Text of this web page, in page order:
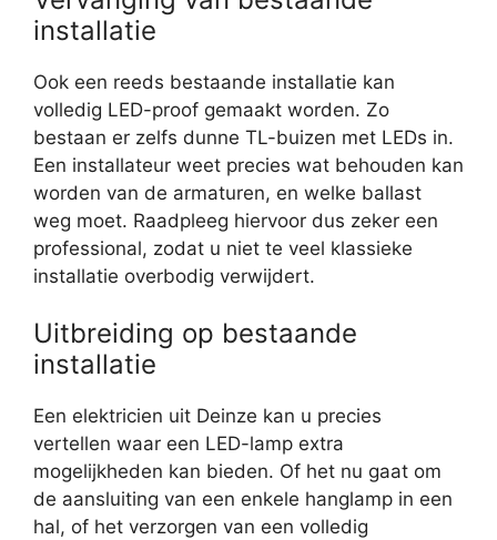
installatie
Ook een reeds bestaande installatie kan
volledig LED-proof gemaakt worden. Zo
bestaan er zelfs dunne TL-buizen met LEDs in.
Een installateur weet precies wat behouden kan
worden van de armaturen, en welke ballast
weg moet. Raadpleeg hiervoor dus zeker een
professional, zodat u niet te veel klassieke
installatie overbodig verwijdert.
Uitbreiding op bestaande
installatie
Een elektricien uit Deinze kan u precies
vertellen waar een LED-lamp extra
mogelijkheden kan bieden. Of het nu gaat om
de aansluiting van een enkele hanglamp in een
hal, of het verzorgen van een volledig